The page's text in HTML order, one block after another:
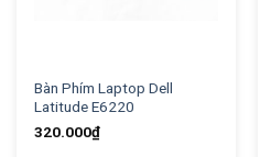
Bàn Phím Laptop Dell
Latitude E6220
320.000₫